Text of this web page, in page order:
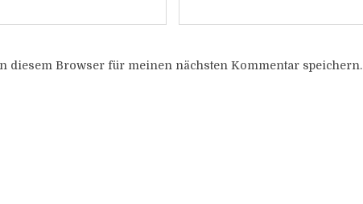
diesem Browser für meinen nächsten Kommentar speichern.